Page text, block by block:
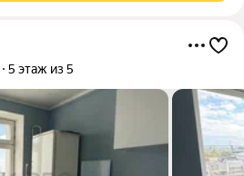
5 этаж из 5